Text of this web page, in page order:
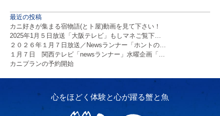
最近の投稿
カニ好きが集まる宿物語(とト屋)動画を見て下さい！
2025年1月５日放送「大阪テレビ」もしマネご覧下…
２０２６年１月７日放送／Newsランナー「ホントの…
１月７日 関西テレビ「newsランナー」水曜企画「…
カニプランの予約開始